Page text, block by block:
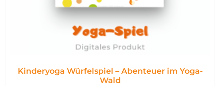
Kinderyoga Würfelspiel – Abenteuer im Yoga-
Wald